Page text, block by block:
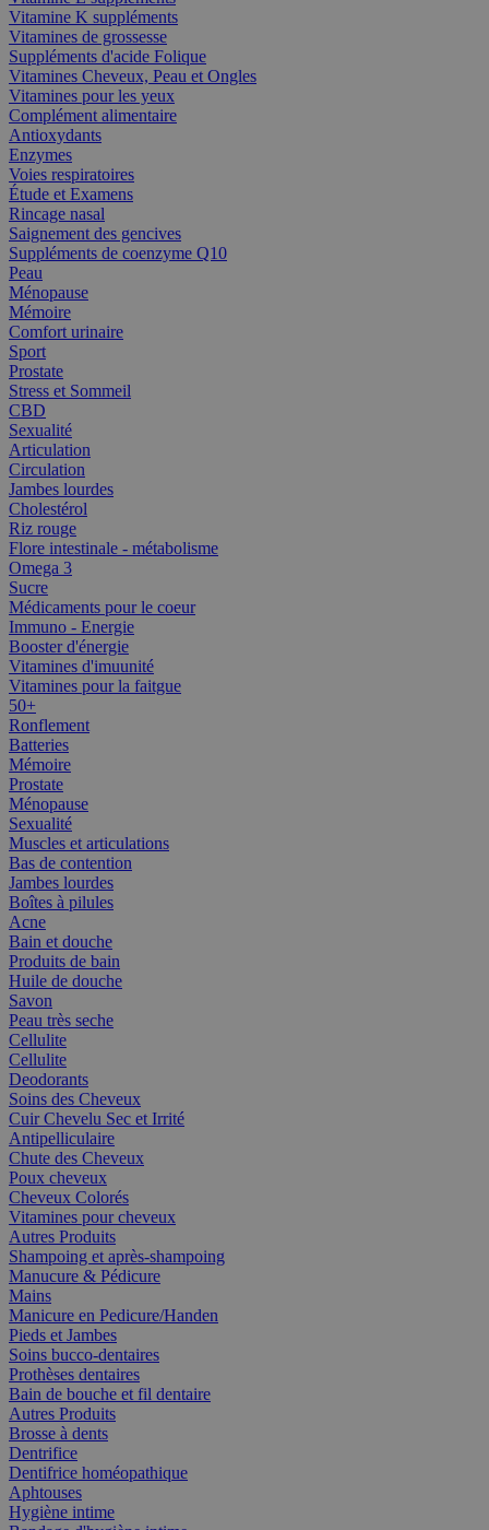
Vitamine K suppléments
Vitamines de grossesse
Suppléments d'acide Folique
Vitamines Cheveux, Peau et Ongles
Vitamines pour les yeux
Complément alimentaire
Antioxydants
Enzymes
Voies respiratoires
Étude et Examens
Rincage nasal
Saignement des gencives
Suppléments de coenzyme Q10
Peau
Ménopause
Mémoire
Comfort urinaire
Sport
Prostate
Stress et Sommeil
CBD
Sexualité
Articulation
Circulation
Jambes lourdes
Cholestérol
Riz rouge
Flore intestinale - métabolisme
Omega 3
Sucre
Médicaments pour le coeur
Immuno - Energie
Booster d'énergie
Vitamines d'imuunité
Vitamines pour la faitgue
50+
Ronflement
Batteries
Mémoire
Prostate
Ménopause
Sexualité
Muscles et articulations
Bas de contention
Jambes lourdes
Boîtes à pilules
Acne
Bain et douche
Produits de bain
Huile de douche
Savon
Peau très seche
Cellulite
Cellulite
Deodorants
Soins des Cheveux
Cuir Chevelu Sec et Irrité
Antipelliculaire
Chute des Cheveux
Poux cheveux
Cheveux Colorés
Vitamines pour cheveux
Autres Produits
Shampoing et après-shampoing
Manucure & Pédicure
Mains
Manicure en Pedicure/Handen
Pieds et Jambes
Soins bucco-dentaires
Prothèses dentaires
Bain de bouche et fil dentaire
Autres Produits
Brosse à dents
Dentrifice
Dentifrice homéopathique
Aphtouses
Hygiène intime